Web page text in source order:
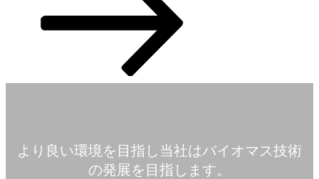
ク
ル
より良い環境を目指し当社はバイオマス技術
の発展を目指します。